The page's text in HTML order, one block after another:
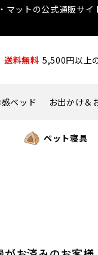
マットの公式通販サイ
送料無料 5,500円以上
ベッド お出かけ＆
ペット寝具